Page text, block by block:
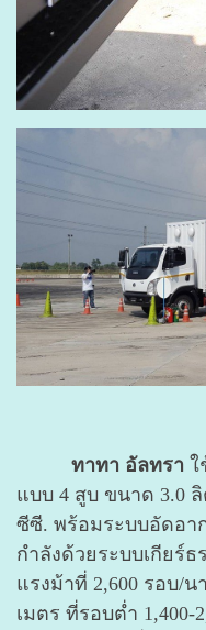
ทาทา อัลทรา ใ
แบบ 4 สูบ ขนาด 3.0
ซีซี. พร้อมระบบอัดอา
กำลังด้วยระบบเกียร์
แรงม้าที่ 2,600 รอบ/
เมตร ที่รอบต่ำ 1,400-